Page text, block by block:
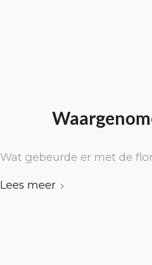
Wat gebeurde er met de
Lees meer